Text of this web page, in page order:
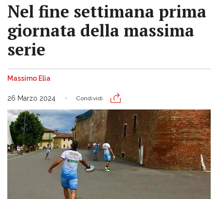
Nel fine settimana prima
giornata della massima
serie
Massimo Elia
26 Marzo 2024 Condividi